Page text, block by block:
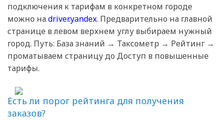
подключения к тарифам в конкретном городе
можно наdriver.yandex. Предварительно на главной
странице в левом верхнем углу выбираем нужный
город. Путь: База знаний → Таксометр → Рейтинг →
проматываем страницу до Доступ в повышенные
тарифы.
Есть ли порог рейтинга для получения
заказов?